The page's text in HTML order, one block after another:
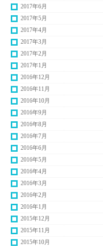
2017年6月
2017年5月
2017年4月
2017年3月
2017年2月
2017年1月
2016年12月
2016年11月
2016年10月
2016年9月
2016年8月
2016年7月
2016年6月
2016年5月
2016年4月
2016年3月
2016年2月
2016年1月
2015年12月
2015年11月
2015年10月